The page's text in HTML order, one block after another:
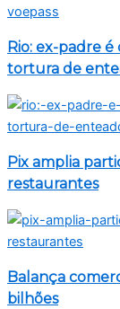
Rio: ex-padre
tortura de
Pix amplia
restaurantes
Balança
bilhões